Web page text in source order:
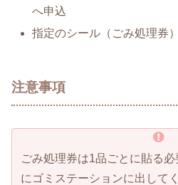
へ申込
指定のシール（ごみ処理券
注意事項
ごみ処理券は1品ごとに貼る
にゴミステーションに出して